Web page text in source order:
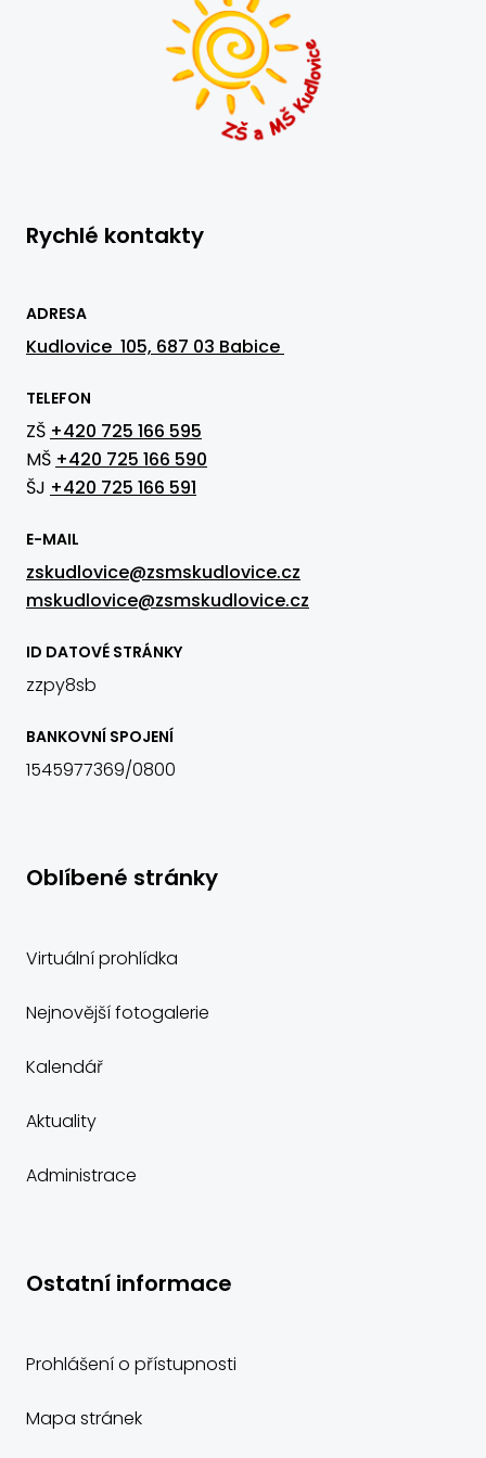
Rychlé kontakty
ADRESA
Kudlovice 105, 687 03 Babice
TELEFON
ZŠ +420 725 166 595
MŠ +420 725 166 590
ŠJ +420 725 166 591
E-MAIL
zskudlovice@zsmskudlovice.cz
mskudlovice@zsmskudlovice.cz
ID DATOVÉ STRÁNKY
zzpy8sb
BANKOVNÍ SPOJENÍ
1545977369/0800
Oblíbené stránky
Virtuální prohlídka
Nejnovější fotogalerie
Kalendář
Aktuality
Administrace
Ostatní informace
Prohlášení o přístupnosti
Mapa stránek